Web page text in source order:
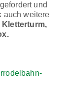
und
auch weitere
Kletterturm,